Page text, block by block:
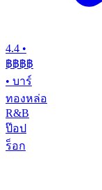
4.4 •
฿฿฿฿
• บาร์
ทองหล่อ
R&B
ป๊อป
ร็อก